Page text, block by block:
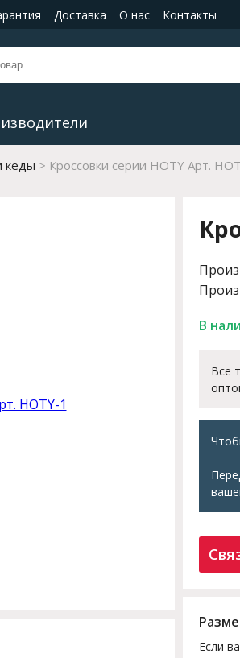
Доставка О нас Контакты
кеды Кроссовки серии HOTY Арт.
В
Все
Если